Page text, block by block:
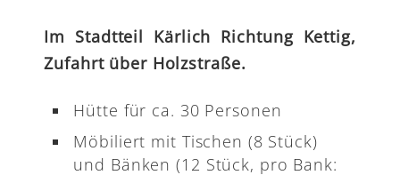
Im Stadtteil Kärlich Richtung Kettig,
Zufahrt über Holzstraße.
Hütte für ca. 30 Personen
Möbiliert mit Tischen (8 Stück)
und Bänken (12 Stück, pro Bank: